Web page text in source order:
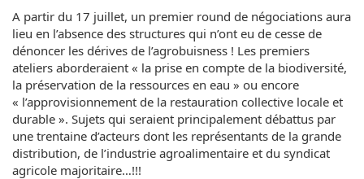
A partir du 17 juillet, un premier round de négociations aura
lieu en l’absence des structures qui n’ont eu de cesse de
dénoncer les dérives de l’agrobuisness ! Les premiers
ateliers aborderaient « la prise en compte de la biodiversité,
la préservation de la ressources en eau » ou encore
« l’approvisionnement de la restauration collective locale et
durable ». Sujets qui seraient principalement débattus par
une trentaine d’acteurs dont les représentants de la grande
distribution, de l’industrie agroalimentaire et du syndicat
agricole majoritaire…!!!